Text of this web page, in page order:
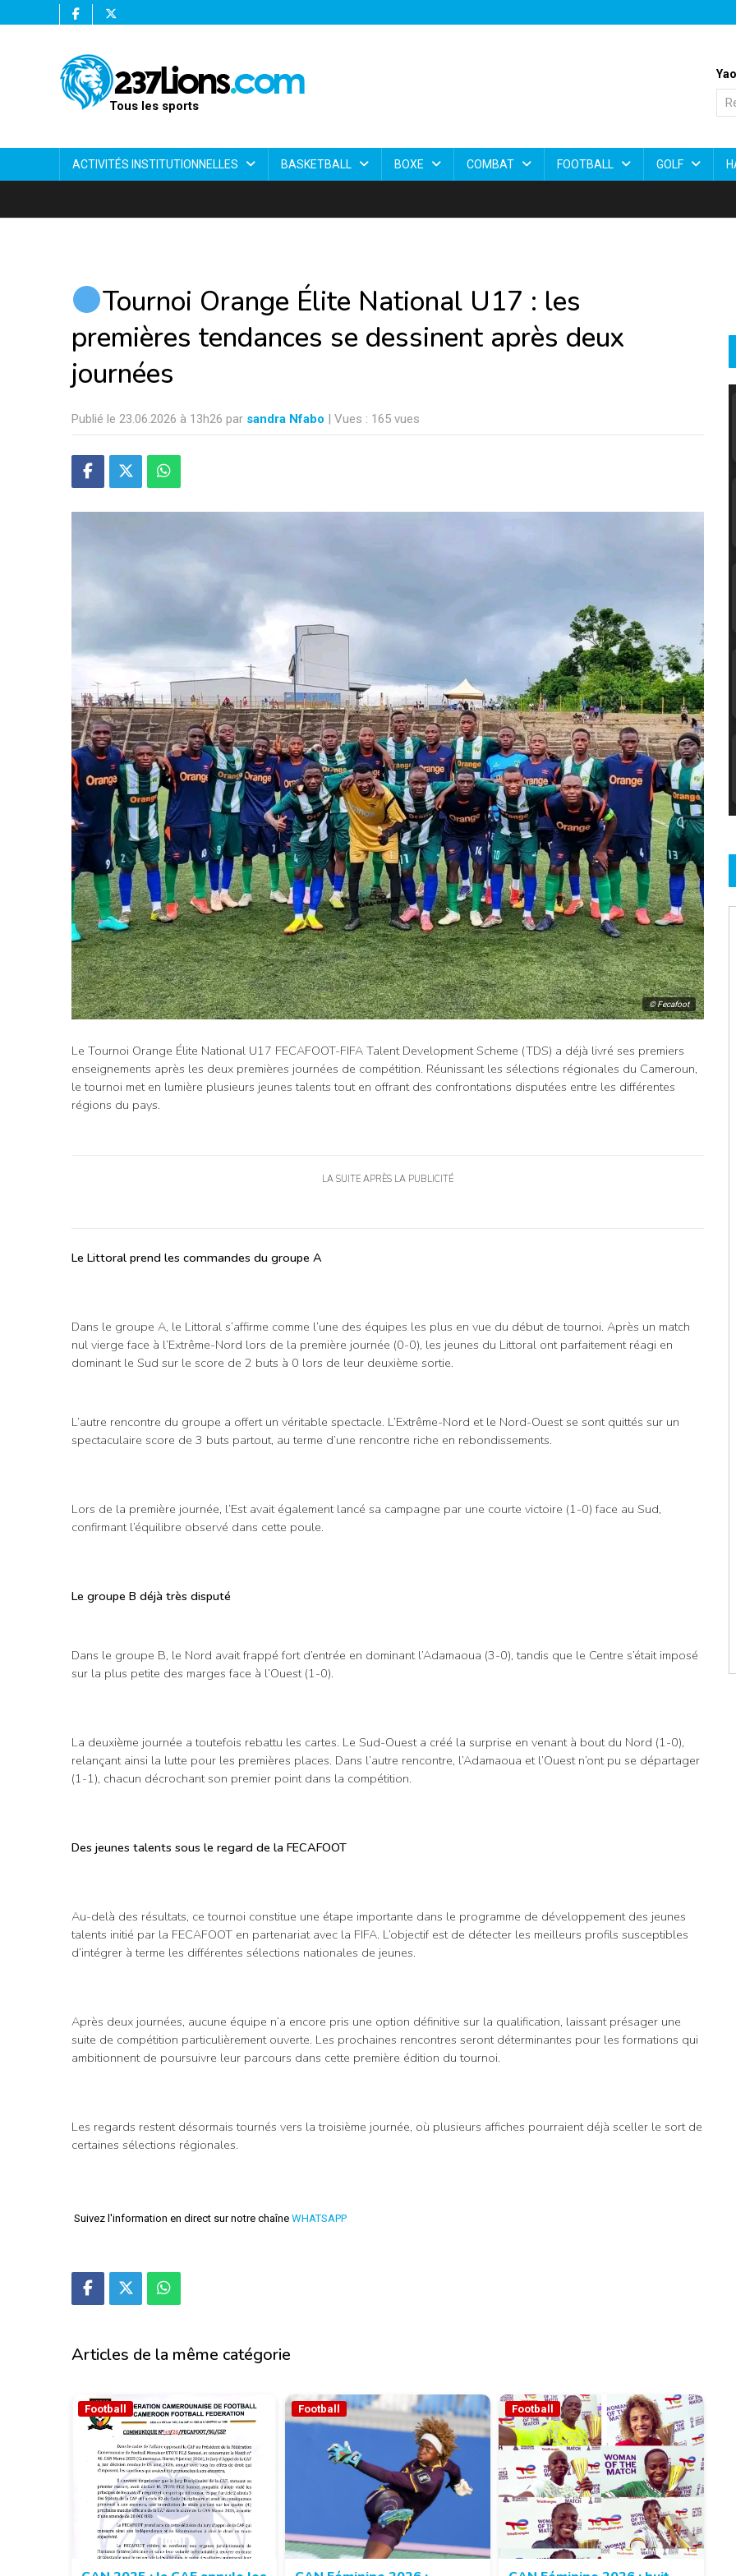
Tous les sports
ACTIVITÉS INSTITUTIONNELLES BASKETBALL BOXE COMBAT FOOTBALL GOLF
Tournoi Orange Élite National U17 : les
premières tendances se dessinent après deux
journées
Publié le 23.06.2026 à 13h26 par sandra Nfabo | Vues : 165 vues
© Fecafoot
Le Tournoi Orange Élite National U17 FECAFOOT-FIFA Talent Development Scheme (TDS) a déjà livré ses premiers
enseignements après les deux premières journées de compétition. Réunissant les sélections régionales du Cameroun,
le tournoi met en lumière plusieurs jeunes talents tout en offrant des confrontations disputées entre les différentes
régions du pays.
LA SUITE APRÈS LA PUBLICITÉ
Le Littoral prend les commandes du groupe A
Dans le groupe A, le Littoral s’affirme comme l’une des équipes les plus en vue du début de tournoi. Après un match
nul vierge face à l’Extrême-Nord lors de la première journée (0-0), les jeunes du Littoral ont parfaitement réagi en
dominant le Sud sur le score de 2 buts à 0 lors de leur deuxième sortie.
L’autre rencontre du groupe a offert un véritable spectacle. L’Extrême-Nord et le Nord-Ouest se sont quittés sur un
spectaculaire score de 3 buts partout, au terme d’une rencontre riche en rebondissements.
Lors de la première journée, l’Est avait également lancé sa campagne par une courte victoire (1-0) face au Sud,
confirmant l’équilibre observé dans cette poule.
Le groupe B déjà très disputé
Dans le groupe B, le Nord avait frappé fort d’entrée en dominant l’Adamaoua (3-0), tandis que le Centre s’était imposé
sur la plus petite des marges face à l’Ouest (1-0).
La deuxième journée a toutefois rebattu les cartes. Le Sud-Ouest a créé la surprise en venant à bout du Nord (1-0),
relançant ainsi la lutte pour les premières places. Dans l’autre rencontre, l’Adamaoua et l’Ouest n’ont pu se départager
(1-1), chacun décrochant son premier point dans la compétition.
Des jeunes talents sous le regard de la FECAFOOT
Au-delà des résultats, ce tournoi constitue une étape importante dans le programme de développement des jeunes
talents initié par la FECAFOOT en partenariat avec la FIFA. L’objectif est de détecter les meilleurs profils susceptibles
d’intégrer à terme les différentes sélections nationales de jeunes.
Après deux journées, aucune équipe n’a encore pris une option définitive sur la qualification, laissant présager une
suite de compétition particulièrement ouverte. Les prochaines rencontres seront déterminantes pour les formations qui
ambitionnent de poursuivre leur parcours dans cette première édition du tournoi.
Les regards restent désormais tournés vers la troisième journée, où plusieurs affiches pourraient déjà sceller le sort de
certaines sélections régionales.
Suivez l'information en direct sur notre chaîne WHATSAPP
Articles de la même catégorie
Football Football Football